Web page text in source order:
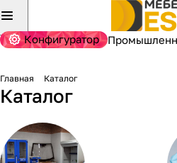
Конфигуратор
Главная Каталог
Каталог